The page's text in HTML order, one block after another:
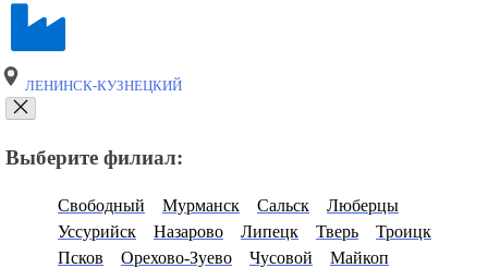
ЛЕНИНСК-КУЗНЕЦКИЙ
Выберите филиал:
Свободный Мурманск Сальск
Люберцы
Уссурийск
Назарово Липецк Тверь
Троицк
Псков
Орехово-Зуево Чусовой
Майкоп